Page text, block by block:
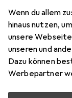
Wenn du allem
hinaus nutzen,
unsere
unseren und
Dazu können
Werbepartner
Zubehör
Hier findest du